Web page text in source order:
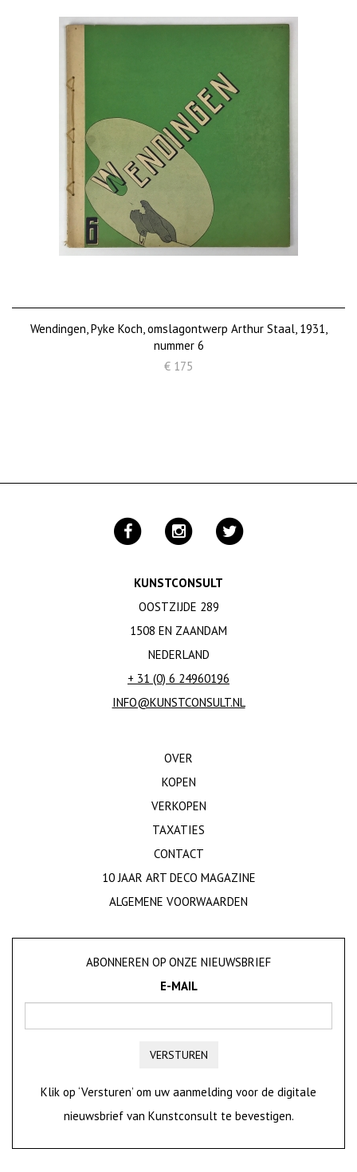
Wendingen, Pyke Koch, omslagontwerp Arthur Staal, 1931,
nummer 6
€ 175
KUNSTCONSULT
OOSTZIJDE 289
1508 EN ZAANDAM
NEDERLAND
+ 31 (0) 6 24960196
INFO@KUNSTCONSULT.NL
OVER
KOPEN
VERKOPEN
TAXATIES
CONTACT
10 JAAR ART DECO MAGAZINE
ALGEMENE VOORWAARDEN
ABONNEREN OP ONZE NIEUWSBRIEF
E-MAIL
VERSTUREN
Klik op ‘Versturen’ om uw aanmelding voor de digitale
nieuwsbrief van Kunstconsult te bevestigen.